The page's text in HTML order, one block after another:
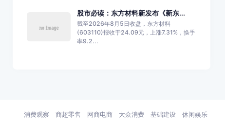
股市必读：东方材料新发布《新东...
截至2026年8月5日收盘，东方材料
(603110)报收于24.09元，上涨7.31%，换手
率9.2...
消费观察 商超零售 网商电商 大众消费 基础建设 休闲娱乐